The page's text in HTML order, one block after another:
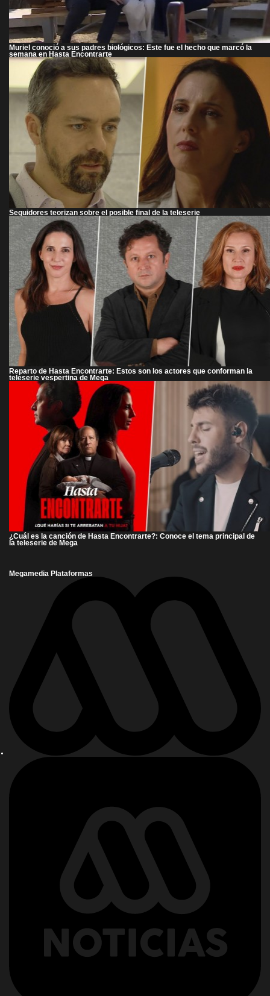
Muriel conoció a sus padres biológicos: Este fue el hecho que marcó la
semana en Hasta Encontrarte
Seguidores teorizan sobre el posible final de la teleserie
Reparto de Hasta Encontrarte: Estos son los actores que conforman la
teleserie vespertina de Mega
¿Cuál es la canción de Hasta Encontrarte?: Conoce el tema principal de
la teleserie de Mega
Megamedia Plataformas